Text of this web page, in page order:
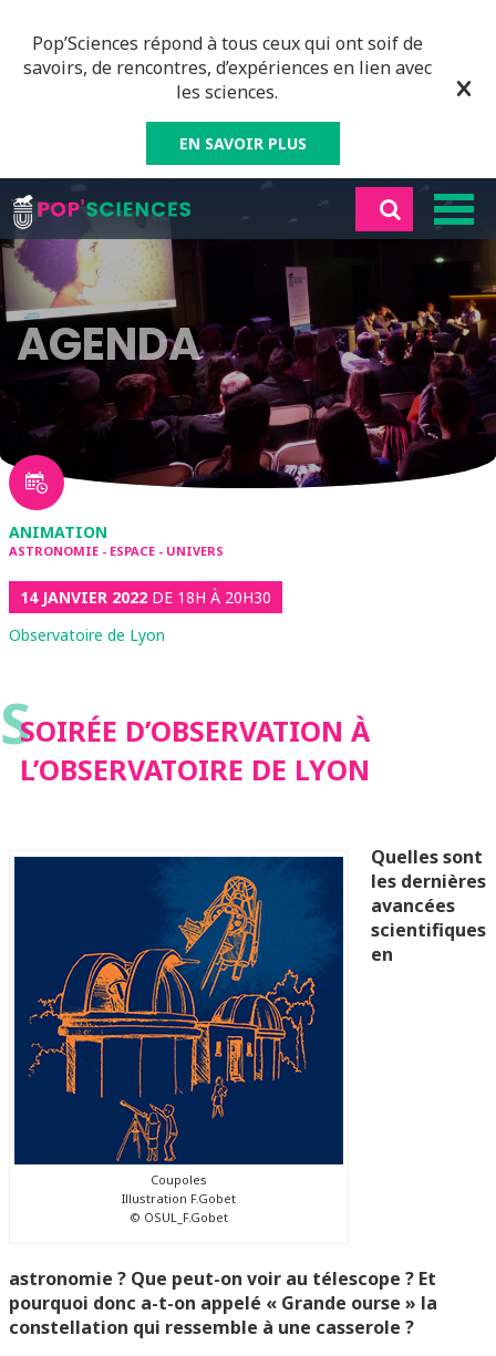
Pop’Sciences répond à tous ceux qui ont soif de
savoirs, de rencontres, d’expériences en lien avec
les sciences.
EN SAVOIR PLUS
AGENDA
ANIMATION
ASTRONOMIE - ESPACE - UNIVERS
14 JANVIER 2022 DE 18H À 20H30
Observatoire de Lyon
SSOIRÉE D’OBSERVATION À
L’OBSERVATOIRE DE LYON
Coupoles
Illustration F.Gobet
© OSUL_F.Gobet
Quelles sont
les dernières
avancées
scientifiques
en
astronomie ? Que peut-on voir au télescope ? Et
pourquoi donc a-t-on appelé « Grande ourse » la
constellation qui ressemble à une casserole ?